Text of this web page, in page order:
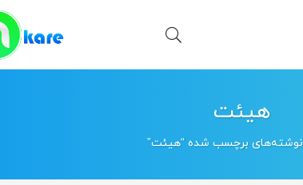
هیئت
نوشته‌های برچسب شده “هیئت”